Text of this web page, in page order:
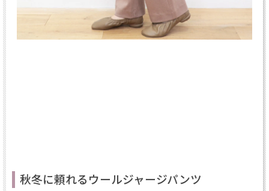
秋冬に頼れるウールジャージパンツ